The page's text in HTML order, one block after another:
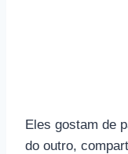
Eles gostam de
do outro,